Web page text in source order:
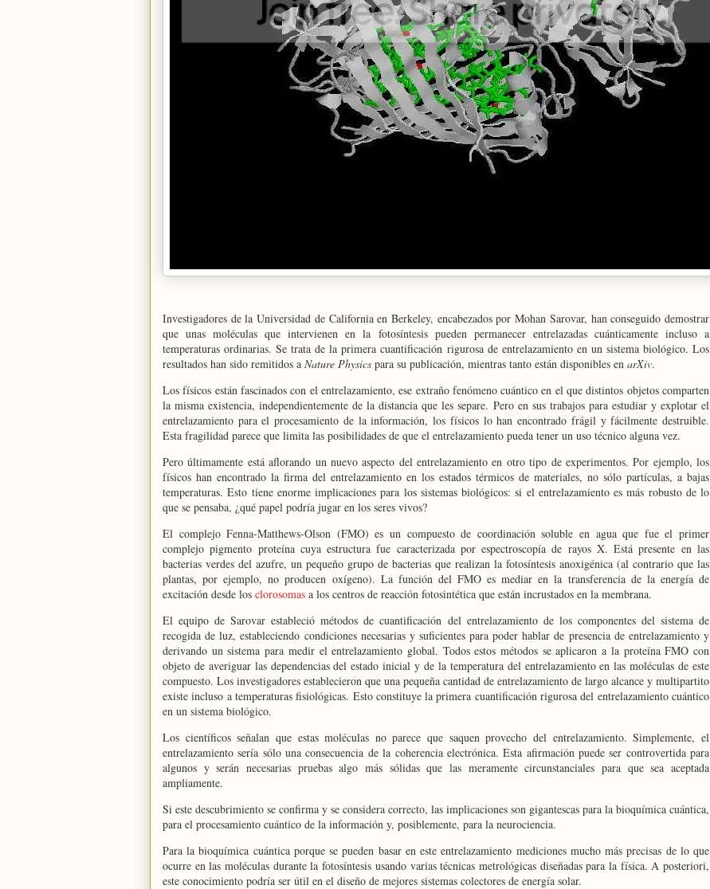
Investigadores dela Universidad de California en Berkeley, encabezados por Mohan Sarovar, han conseguido demostrar
que unas moléculas que intervienen en la fotosíntesis pueden permanecer entrelazadas cuánticamente incluso a
temperaturas ordinarias. Se trata de la primera cuantificación rigurosa de entrelazamiento en un sistema biológico. Los
resultados han sido remitidos a Nature Physics para su publicación, mientras tanto están disponibles en arXiv.
Los físicos están fascinados con el entrelazamiento, ese extraño fenómeno cuántico en el que distintos objetos comparten
la misma existencia, independientemente de la distancia que les separe. Pero en sus trabajos para estudiar y explotar el
entrelazamiento para el procesamiento de la información, los físicos lo han encontrado frágil y fácilmente destruible.
Esta fragilidad parece que limita las posibilidades de que el entrelazamiento pueda tener un uso técnico alguna vez.
Pero últimamente está aflorando un nuevo aspecto del entrelazamiento en otro tipo de experimentos. Por ejemplo, los
físicos han encontrado la firma del entrelazamiento en los estados térmicos de materiales, no sólo partículas, a bajas
temperaturas. Esto tiene enorme implicaciones para los sistemas biológicos: si el entrelazamiento es más robusto de lo
que se pensaba, ¿qué papel podría jugar en los seres vivos?
El complejo Fenna-Matthews-Olson (FMO) es un compuesto de coordinación soluble en agua que fue el primer
complejo pigmento proteína cuya estructura fue caracterizada por espectroscopía de rayos X. Está presente en las
bacterias verdes del azufre, un pequeño grupo de bacterias que realizan la fotosíntesis anoxigénica (al contrario que las
plantas, por ejemplo, no producen oxígeno). La función del FMO es mediar en la transferencia de la energía de
excitación desde los clorosomas a los centros de reacción fotosintética que están incrustados en la membrana.
El equipo de Sarovar estableció métodos de cuantificación del entrelazamiento de los componentes del sistema de
recogida de luz, estableciendo condiciones necesarias y suficientes para poder hablar de presencia de entrelazamiento y
derivando un sistema para medir el entrelazamiento global. Todos estos métodos se aplicaron a la proteína FMO con
objeto de averiguar las dependencias del estado inicial y de la temperatura del entrelazamiento en las moléculas de este
compuesto. Los investigadores establecieron que una pequeña cantidad de entrelazamiento de largo alcance y multipartito
existe incluso a temperaturas fisiológicas. Esto constituye la primera cuantificación rigurosa del entrelazamiento cuántico
en un sistema biológico.
Los científicos señalan que estas moléculas no parece que saquen provecho del entrelazamiento. Simplemente, el
entrelazamiento sería sólo una consecuencia de la coherencia electrónica. Esta afirmación puede ser controvertida para
algunos y serán necesarias pruebas algo más sólidas que las meramente circunstanciales para que sea aceptada
ampliamente.
Si este descubrimiento se confirma y se considera correcto, las implicaciones son gigantescas para la bioquímica cuántica,
para el procesamiento cuántico de la información y, posiblemente, para la neurociencia.
Para la bioquímica cuántica porque se pueden basar en este entrelazamiento mediciones mucho más precisas de lo que
ocurre en las moléculas durante la fotosíntesis usando varias técnicas metrológicas diseñadas para la física. A posteriori,
este conocimiento podría ser útil en el diseño de mejores sistemas colectores de energía solar.